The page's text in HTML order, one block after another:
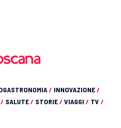
/ INNOVAZIONE/
/ SALUTE/ STORIE/ VIAGGI / TV /